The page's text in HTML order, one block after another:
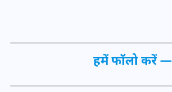
हमें फॉलो करें —